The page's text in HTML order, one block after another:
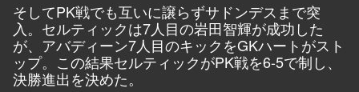
そしてPK戦でも互いに譲らずサドンデスまで突
入。セルティックは7人目の岩田智輝が成功した
が、アバディーン7人目のキックをGKハートがスト
ップ。この結果セルティックがPK戦を6-5で制し、
決勝進出を決めた。